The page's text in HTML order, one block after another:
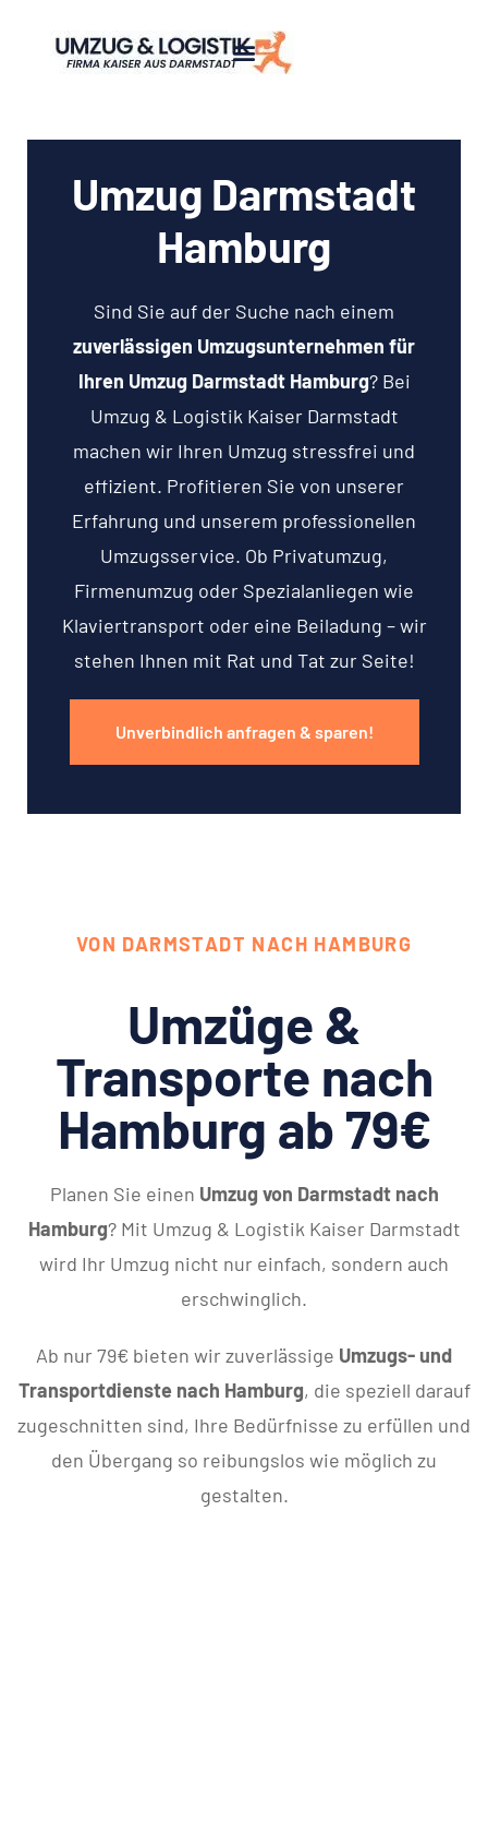
Umzug Darmstadt
Hamburg
Sind Sie auf der Suche nach einem
zuverlässigen Umzugsunternehmen für
Ihren Umzug Darmstadt Hamburg? Bei
Umzug & Logistik Kaiser Darmstadt
machen wir Ihren Umzug stressfrei und
effizient. Profitieren Sie von unserer
Erfahrung und unserem professionellen
Umzugsservice. Ob Privatumzug,
Firmenumzug oder Spezialanliegen wie
Klaviertransport oder eine Beiladung – wir
stehen Ihnen mit Rat und Tat zur Seite!
Unverbindlich anfragen & sparen!
VON DARMSTADT NACH HAMBURG
Umzüge &
Transporte nach
Hamburg ab 79€
Planen Sie einen Umzug von Darmstadt nach
Hamburg? Mit Umzug & Logistik Kaiser Darmstadt
wird Ihr Umzug nicht nur einfach, sondern auch
erschwinglich.
Ab nur 79€ bieten wir zuverlässige Umzugs- und
Transportdienste nach Hamburg, die speziell darauf
zugeschnitten sind, Ihre Bedürfnisse zu erfüllen und
den Übergang so reibungslos wie möglich zu
gestalten.